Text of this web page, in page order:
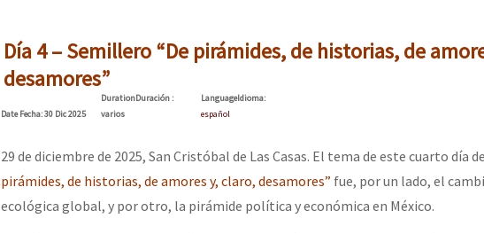
Dia 3 do Encontro “Guerra contra a Humanidade”
Dia 2 do Encontro “Guerra contra a Humanidad”
Día 4 – Semillero “De pirámides, de historias, de
desamores”
DateFecha: 30 Dic 2025
DurationDuración:
varios
LanguageIdioma:
español
29 de diciembre de 2025, San Cristóbal de Las Casas. El tema de este cuarto día
pirámides, de historias, de amores y, claro, desamores” fue, por un lado, el
ecológica global, y por otro, la pirámide política y económica en México.